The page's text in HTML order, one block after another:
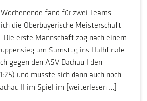
fand für zwei Teams
die Oberbayerische Meisterschaft
erste Mannschaft zog nach einem
am Samstag ins Halbfinale
gegen den ASV Dachau I den
und musste sich dann auch noch
II im Spiel im [weiterlesen …]